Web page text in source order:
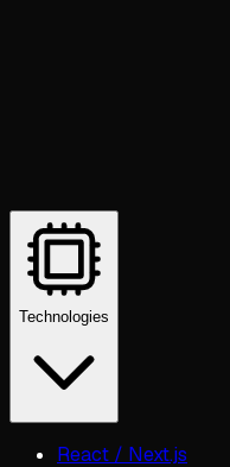
Technologies
React / Next.js